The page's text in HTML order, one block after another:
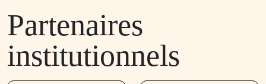
Partenaires
institutionnels